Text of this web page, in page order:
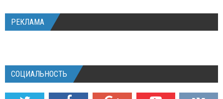
РЕКЛАМА
СОЦИАЛЬНОСТЬ